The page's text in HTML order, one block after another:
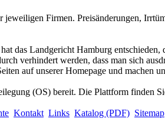
Firmen. Preisänderungen,
das Landgericht Hamburg entschieden,
verhindert werden, dass man sich
auf unserer Homepage und machen
(OS) bereit. Die Plattform finden
Kontakt Links Katalog (PDF) Sitemap